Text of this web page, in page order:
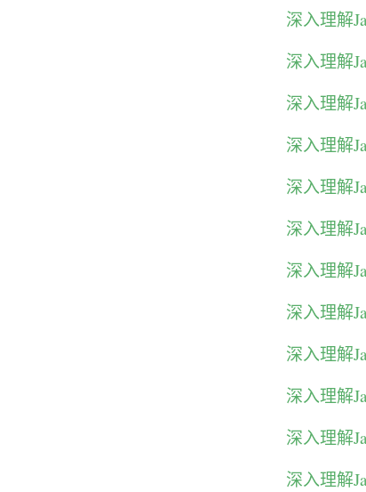
深入理解
深入理解
深入理解
深入理解
深入理解
深入理解
深入理解
深入理解
深入理解
深入理解
深入理解
深入理解